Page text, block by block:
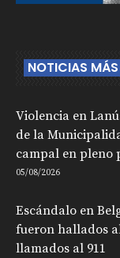
NOTICIAS
Violencia en
de la
campal en pleno
05/08/2026
Escándalo en
fueron hallados
llamados al 911